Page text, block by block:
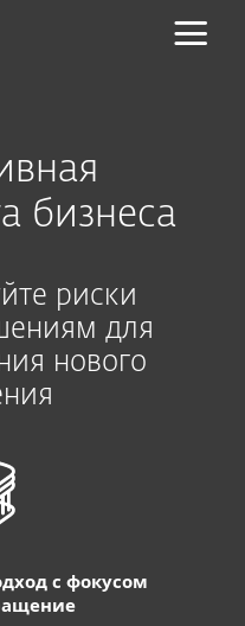
бизнеса
риски
для
нового
с фокусом